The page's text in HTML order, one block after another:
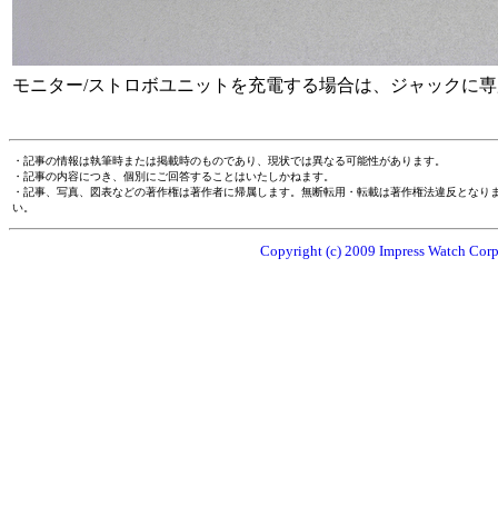
モニター/ストロボユニットを充電する場合は、ジャックに
・記事の情報は執筆時または掲載時のものであり、現状では異なる可能性があります。
・記事の内容につき、個別にご回答することはいたしかねます。
・記事、写真、図表などの著作権は著作者に帰属します。無断転用・転載は著作権法違反とな
い。
Copyright (c) 2009 Impress Watch